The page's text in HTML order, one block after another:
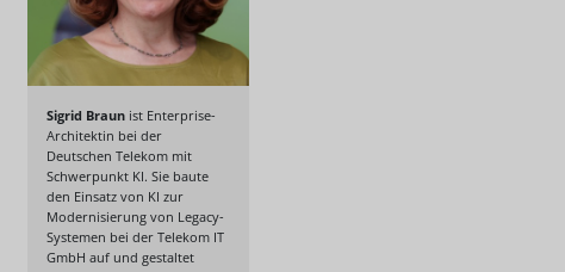
Sigrid Braun ist Enterprise-
Architektin bei der
Deutschen Telekom mit
Schwerpunkt KI. Sie baute
den Einsatz von KI zur
Modernisierung von Legacy-
Systemen bei der Telekom IT
GmbH auf und gestaltet